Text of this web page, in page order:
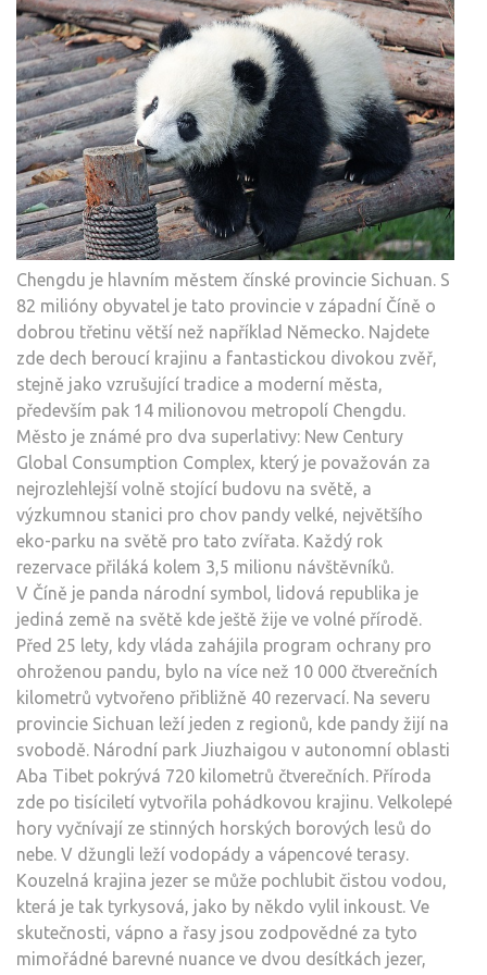
Chengdu je hlavním městem čínské provincie Sichuan. S
82 milióny obyvatel je tato provincie v západní Číně o
dobrou třetinu větší než například Německo. Najdete
zde dech beroucí krajinu a fantastickou divokou zvěř,
stejně jako vzrušující tradice a moderní města,
především pak 14 milionovou metropolí Chengdu.
Město je známé pro dva superlativy: New Century
Global Consumption Complex, který je považován za
nejrozlehlejší volně stojící budovu na světě, a
výzkumnou stanici pro chov pandy velké, největšího
eko-parku na světě pro tato zvířata. Každý rok
rezervace přiláká kolem 3,5 milionu návštěvníků.
V Číně je panda národní symbol, lidová republika je
jediná země na světě kde ještě žije ve volné přírodě.
Před 25 lety, kdy vláda zahájila program ochrany pro
ohroženou pandu, bylo na více než 10 000 čtverečních
kilometrů vytvořeno přibližně 40 rezervací. Na severu
provincie Sichuan leží jeden z regionů, kde pandy žijí na
svobodě. Národní park Jiuzhaigou v autonomní oblasti
Aba Tibet pokrývá 720 kilometrů čtverečních. Příroda
zde po tisíciletí vytvořila pohádkovou krajinu. Velkolepé
hory vyčnívají ze stinných horských borových lesů do
nebe. V džungli leží vodopády a vápencové terasy.
Kouzelná krajina jezer se může pochlubit čistou vodou,
která je tak tyrkysová, jako by někdo vylil inkoust. Ve
skutečnosti, vápno a řasy jsou zodpovědné za tyto
mimořádné barevné nuance ve dvou desítkách jezer,